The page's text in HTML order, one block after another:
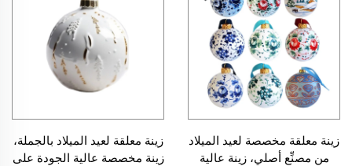
زينة معلقة مخصصة لعيد الميلاد
من مصنِّع أصلي، زينة عالية
زينة معلقة لعيد الميلاد بالجملة،
زينة مخصصة عالية الجودة على